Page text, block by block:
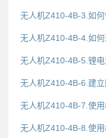
无人机Z410-4B-3.如
无人机Z410-4B-5.锂
无人机Z410-4B-6.建